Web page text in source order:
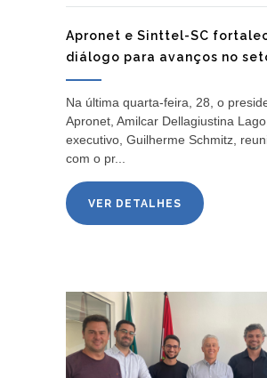
Apronet e Sinttel-SC
diálogo para avanços no
Na última quarta-feira, 28, o
Apronet, Amilcar Dellagiustina
executivo, Guilherme Schmitz,
com o pr...
VER DETALHES